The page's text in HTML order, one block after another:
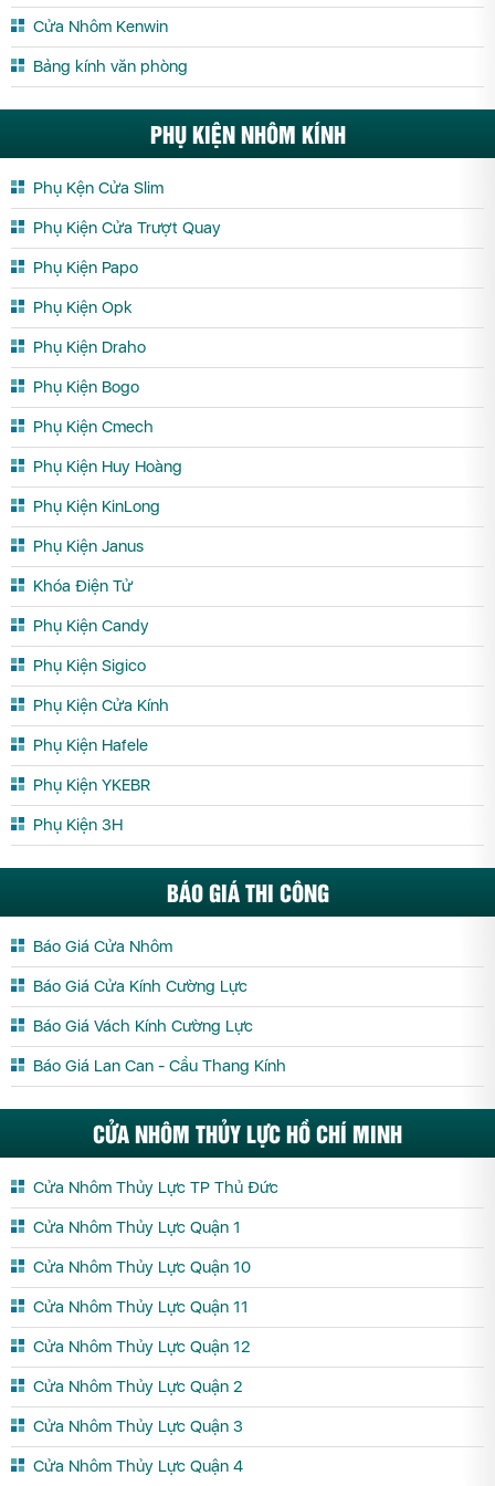
Cửa Nhôm Thủy Lực Vĩnh Phúc
Cửa Nhôm Kenwin
Bảng kính văn phòng
PHỤ KIỆN NHÔM KÍNH
Phụ Kện Cửa Slim
Phụ Kiện Cửa Trượt Quay
Phụ Kiện Papo
Phụ Kiện Opk
Phụ Kiện Draho
Phụ Kiện Bogo
Phụ Kiện Cmech
Phụ Kiện Huy Hoàng
Phụ Kiện KinLong
Phụ Kiện Janus
Khóa Điện Tử
Phụ Kiện Candy
Phụ Kiện Sigico
Phụ Kiện Cửa Kính
Phụ Kiện Hafele
Phụ Kiện YKEBR
Phụ Kiện 3H
BÁO GIÁ THI CÔNG
Báo Giá Cửa Nhôm
Báo Giá Cửa Kính Cường Lực
Báo Giá Vách Kính Cường Lực
Báo Giá Lan Can - Cầu Thang Kính
CỬA NHÔM THỦY LỰC HỒ CHÍ MINH
Cửa Nhôm Thủy Lực TP Thủ Đức
Cửa Nhôm Thủy Lực Quận 1
Cửa Nhôm Thủy Lực Quận 10
Cửa Nhôm Thủy Lực Quận 11
Cửa Nhôm Thủy Lực Quận 12
Cửa Nhôm Thủy Lực Quận 2
Cửa Nhôm Thủy Lực Quận 3
Cửa Nhôm Thủy Lực Quận 4